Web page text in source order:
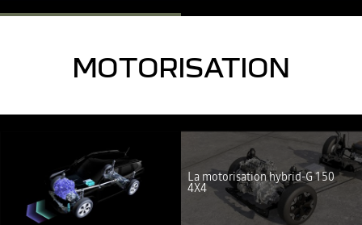
JE REFUSE
MOTORISATION
YouTube utilise des traceurs lors de la visualisation de vidéos
hébergées sur son site, afin de personnaliser les annonces. Pour
regarder cette vidéo, vous devez autoriser les cookies sociaux sur
notre site. Vous pouvez revenir sur votre choix à tout moment. Plus
d'informations sur la Politique de cookie YouTube :
https://www.google.fr/intl/fr/policies/privacy
La motorisation hybrid-G 150
4X4